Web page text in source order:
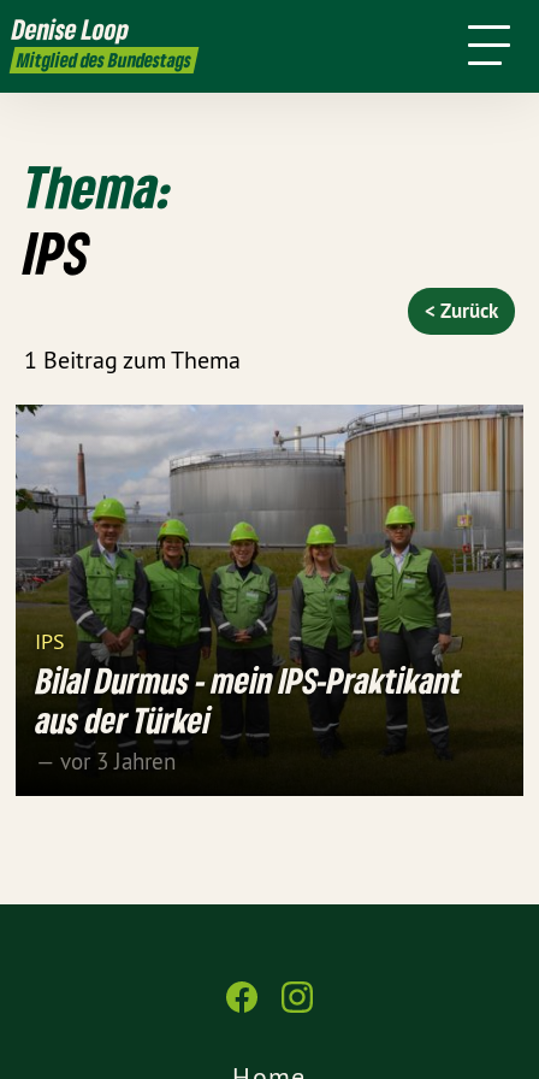
Denise Loop
Mitglied des Bundestags
mich
Thema:
IPS
1 Beitrag zum Thema
< Zurück
IPS
Bilal Durmus - mein IPS-Praktikant
aus der Türkei
— vor 3 Jahren